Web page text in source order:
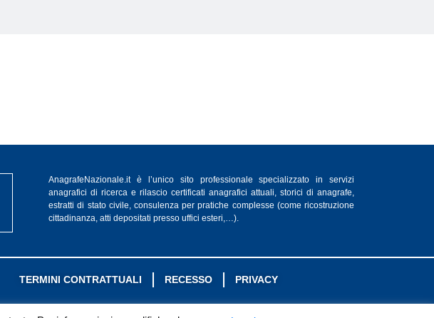
AnagrafeNazionale.it è l’unico sito professionale specializzato in servizi
anagrafici di ricerca e rilascio certificati anagrafici attuali, storici di anagrafe,
estratti di stato civile, consulenza per pratiche complesse (come ricostruzione
cittadinanza, atti depositati presso uffici esteri,…).
TERMINI CONTRATTUALI RECESSO PRIVACY